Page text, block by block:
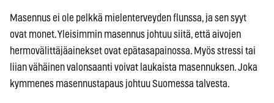
Masennus ei ole pelkkä mielenterveyden flunssa, ja sen syyt
ovat monet. Yleisimmin masennus johtuu siitä, että aivojen
hermovälittäjäainekset ovat epätasapainossa. Myös stressi tai
liian vähäinen valonsaanti voivat laukaista masennuksen. Joka
kymmenes masennustapaus johtuu Suomessa talvesta.